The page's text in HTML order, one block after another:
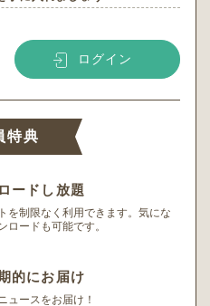
ログイン
特典
ードし放題
を制限なく利用できます。 気にな
ロードも可能です。
的にお届け
ュースをお届け！